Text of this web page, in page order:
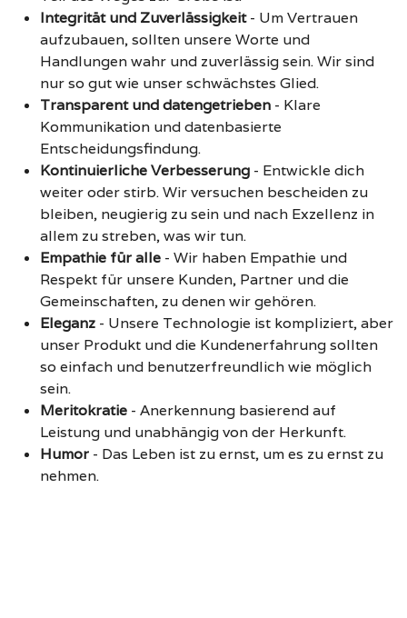
Integrität und Zuverlässigkeit- Um Vertrauen
aufzubauen, sollten unsere Worte und
Handlungen wahr und zuverlässig sein. Wir sind
nur so gut wie unser schwächstes Glied.
Transparent und datengetrieben - Klare
Kommunikation und datenbasierte
Entscheidungsfindung.
Kontinuierliche Verbesserung - Entwickle dich
weiter oder stirb. Wir versuchen bescheiden zu
bleiben, neugierig zu sein und nach Exzellenz in
allem zu streben, was wir tun.
Empathie für alle - Wir haben Empathie und
Respekt für unsere Kunden, Partner und die
Gemeinschaften, zu denen wir gehören.
Eleganz - Unsere Technologie ist kompliziert, aber
unser Produkt und die Kundenerfahrung sollten
so einfach und benutzerfreundlich wie möglich
sein.
Meritokratie - Anerkennung basierend auf
Leistung und unabhängig von der Herkunft.
Humor - Das Leben ist zu ernst, um es zu ernst zu
nehmen.